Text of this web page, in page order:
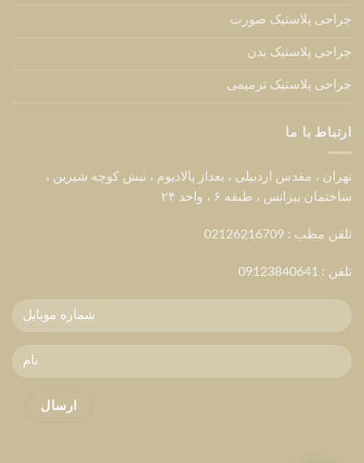
جراحی پلاستیک صورت
جراحی پلاستیک بدن
جراحی پلاستیک ترمیمی
ارتباط با ما
تهران ، مقدس اردبیلی ، بعداز پالادیوم ، نبش کوچه شیرین ،
ساختمان بیزانس ، طبقه ۶ ، واحد ۲۴
تلفن مطب : 02126216709
تلفن : 09123840641